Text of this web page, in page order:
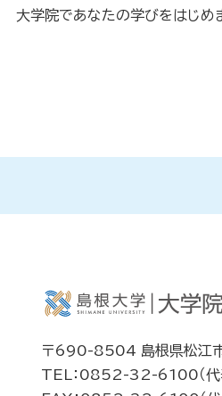
大学院であなたの学びをはじめ
〒690-8504 島根県松江
TEL：0852-32-6100（代